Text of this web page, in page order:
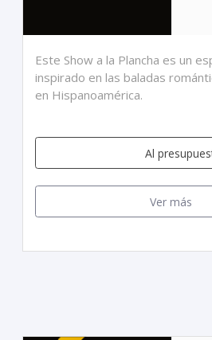
Este Show a la Plancha es un
inspirado en las baladas
en Hispanoamérica.
Al
Ver más